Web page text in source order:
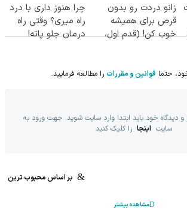
زانو دردت رو بدون
قرص برای همیشه
خوب کن! (قدم اول،
چرا هنوز داری با درد
راه میری؟ وقتی راه
درمان جلو پاته!
حتما قوانین و مقررات را مطالعه فرمایید.
دیدگاه خود باید ابتدا وارد سایت شوید. جهت ورود به
سایت اینجا را کلیک کنید
بر اساس محبوب ترین
مشاهده بیشتر